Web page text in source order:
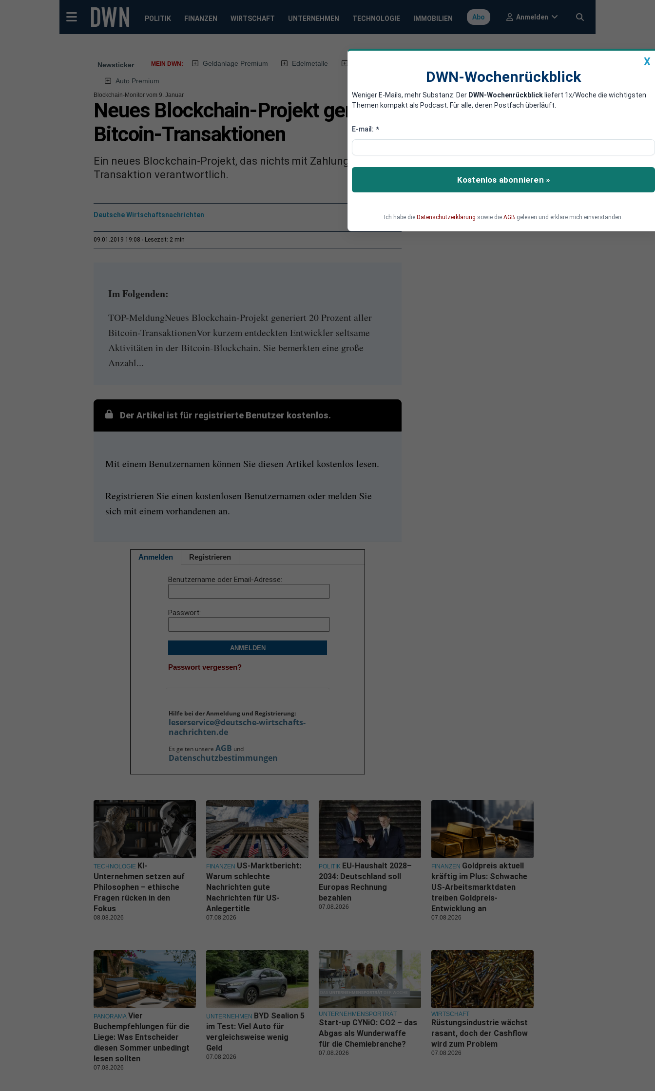
POLITIK FINANZEN WIRTSCHAFT UNTERNEHMEN TECHNOLOGIE IMMOBILIEN Abo Anmelden
Newsticker MEIN DWN: Geldanlage Premium Edelmetalle
Auto Premium
Blockchain-Monitor vom 9. Januar
Neues Blockchain-Projekt generiert 20 Prozent aller
Bitcoin-Transaktionen
Ein neues Blockchain-Projekt, das nichts mit Zahlungen zu tun hat, ist für jede fünfte Bitcoin-
Transaktion verantwortlich.
Deutsche Wirtschaftsnachrichten
09.01.2019 19:08 Lesezeit: 2 min
Im Folgenden:
TOP-MeldungNeues Blockchain-Projekt generiert 20 Prozent aller
Bitcoin-TransaktionenVor kurzem entdeckten Entwickler seltsame
Aktivitäten in der Bitcoin-Blockchain. Sie bemerkten eine große
Anzahl...
Der Artikel ist für registrierte Benutzer kostenlos.
Mit einem Benutzernamen können Sie diesen Artikel kostenlos lesen.
Registrieren Sie einen kostenlosen Benutzernamen oder melden Sie
sich mit einem vorhandenen an.
Anmelden Registrieren
Benutzername oder Email-Adresse
Passwort
ANMELDEN
Passwort vergessen?
Hilfe bei der Anmeldung und Registrierung:
leserservice@deutsche-wirtschafts-
nachrichten.de
Es gelten unsere AGB und
Datenschutzbestimmungen
X
DWN-Wochenrückblick
Weniger E-Mails, mehr Substanz: Der DWN-Wochenrückblick liefert 1x/Woche die wichtigsten
Themen kompakt als Podcast. Für alle, deren Postfach überläuft.
E-mail: *
Kostenlos abonnieren »
Ich habe die Datenschutzerklärung sowie die AGB gelesen und erkläre mich einverstanden.
TECHNOLOGIE KI-
Unternehmen setzen auf
Philosophen – ethische
Fragen rücken in den
Fokus
08.08.2026
FINANZEN US-Marktbericht:
Warum schlechte
Nachrichten gute
Nachrichten für US-
Anlegertitle
07.08.2026
POLITIK EU-Haushalt 2028–
2034: Deutschland soll
Europas Rechnung
bezahlen
07.08.2026
FINANZEN Goldpreis aktuell
kräftig im Plus: Schwache
US-Arbeitsmarktdaten
treiben Goldpreis-
Entwicklung an
07.08.2026
PANORAMA Vier
Buchempfehlungen für die
Liege: Was Entscheider
diesen Sommer unbedingt
lesen sollten
07.08.2026
UNTERNEHMEN BYD Sealion 5
im Test: Viel Auto für
vergleichsweise wenig
Geld
07.08.2026
UNTERNEHMENSPORTRÄT
Start-up CYNiO: CO2 – das
Abgas als Wunderwaffe
für die Chemiebranche?
07.08.2026
WIRTSCHAFT
Rüstungsindustrie wächst
rasant, doch der Cashflow
wird zum Problem
07.08.2026